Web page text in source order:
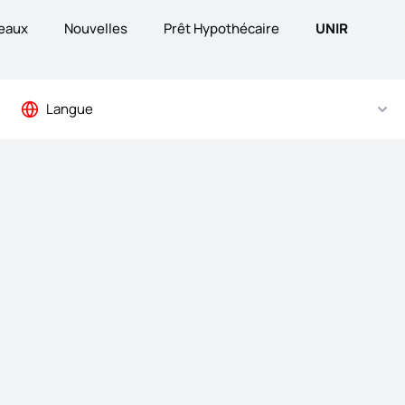
Nouvelles Prêt Hypothécaire UNIR
Langue